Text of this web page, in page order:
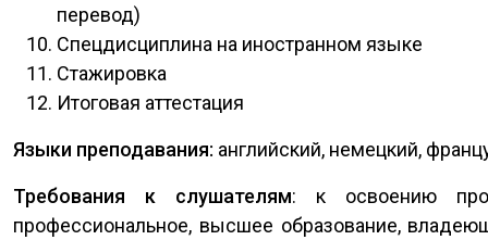
перевод)
Спецдисциплина на иностранном языке
Стажировка
Итоговая аттестация
Языки преподавания: английский, немецкий,
Требования к слушателям: к освоению
профессиональное, высшее образование,